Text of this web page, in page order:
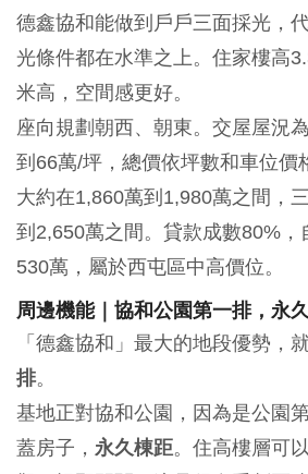
德鑫協和能做到戶戶三面採光，
光條件都在水準之上。住家樓高
米高，空間感更好。
座向規劃朝西、朝東。交屋屋況
到66萬/坪，總價依坪數和車位價
大約在1,860萬到1,980萬之間，
到2,650萬之間。貸款成數80%，
530萬，屬於西屯區中高價位。
周邊機能｜協和公園第一排，永
「德鑫協和」最大的地段優勢，
排。
基地正對協和公園，因為是公園
蓋房子， 永久棟距。住高樓層可